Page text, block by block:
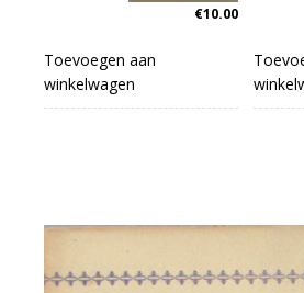
€10.00
Toevoegen aan
winkelwagen